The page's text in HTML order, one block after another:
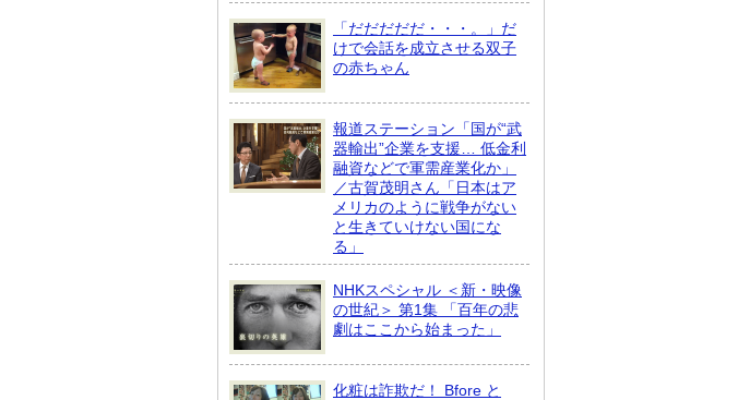
「だだだだだ・・・。」だ
けで会話を成立させる双子
の赤ちゃん
報道ステーション「国が“武
器輸出”企業を支援… 低金利
融資などで軍需産業化か」
／古賀茂明さん「日本はア
メリカのように戦争がない
と生きていけない国にな
る」
NHKスペシャル ＜新・映像
の世紀＞ 第1集 「百年の悲
劇はここから始まった」
化粧は詐欺だ！ Bfore と